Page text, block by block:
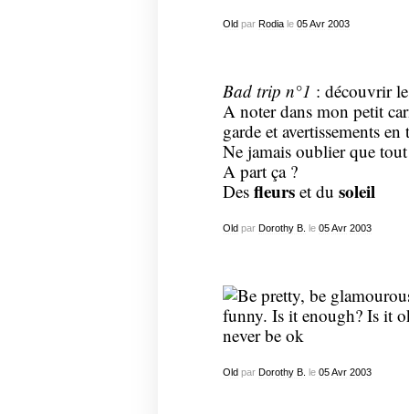
Oldpar Rodiale 05 Avr 2003
Bad trip n°1 : découvrir
A noter dans mon petit
garde et avertissements en
Ne jamais oublier que tout
A part ça ?
Des fleurs et du soleil
Oldpar Dorothy B. le 05 Avr 2003
Oldpar Dorothy B. le 05 Avr 2003